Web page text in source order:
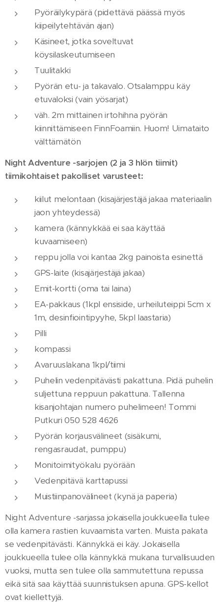
Pyöräilykypärä (pidettävä päässä myös
kiipeilytehtävän ajan)
Käsineet, jotka soveltuvat
köysilaskeutumiseen
Tuulitakki
Pyörän etu- ja takavalo. Otsalamppu käy
etuvaloksi (vain yösarjat)
väh. 2m mittainen irtohihna pyörän
kiinnittämiseen FinnFoamiin. Huom! Uimataito
välttämätön
Night Adventure -sarjojen (2 ja 3 hlön tiimit)
tiimikohtaiset pakolliset varusteet:
kiilut melontaan (kisajärjestäjä jakaa materiaalin
jaon yhteydessä)
kamera (kännykkää ei saa käyttää
kuvaamiseen)
reppu jolla voi kantaa 2kg painoista esinettä
GPS-laite (kisajärjestäjä jakaa)
Emit-kortti (oma tai laina)
EA-pakkaus (1kpl ensiside, urheiluteippi 5cm x
1m, desinfiointipyyhe, 5kpl laastaria)
Pilli
kompassi
Avaruuslakana 1kpl/tiimi
Puhelin vedenpitävästi pakattuna. Pidä puhelin
suljettuna reppuun pakattuna. Tallenna
kisanjohtajan numero puhelimeen! Tommi
Putkuri 050 528 4626
Pyörän korjausvälineet (sisäkumi,
rengasraudat, pumppu)
Monitoimityökalu pyörään
Vedenpitävä karttapussi
Muistiinpanovälineet (kynä ja paperia)
Night Adventure -sarjassa jokaisella joukkueella tulee
olla kamera rastien kuvaamista varten. Muista pakata
se vedenpitävästi. Kännykkä ei käy. Jokaisella
joukkueella tulee olla kännykkä mukana turvallisuuden
vuoksi, mutta sen tulee olla sammutettuna repussa
eikä sitä saa käyttää suunnistuksen apuna. GPS-kellot
ovat kiellettyjä.